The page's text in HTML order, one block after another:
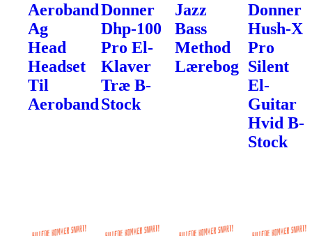
Aeroband
Ag
Head
Headset
Til
Aeroband
Donner
Dhp-100
Pro El-
Klaver
Træ B-
Stock
Jazz
Bass
Method
Lærebog
Donner
Hush-X
Pro
Silent
El-
Guitar
Hvid B-
Stock